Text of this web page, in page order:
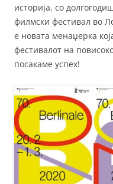
историја, со
филмски фестивал во
е новата менаџерка
фестивалот на
посакаме успех!